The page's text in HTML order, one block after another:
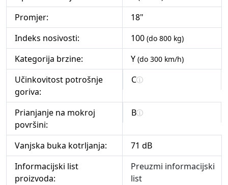
Promjer:
18"
Indeks nosivosti:
100 (do 800 kg)
Kategorija brzine: Y (do 300 km/h)
Učinkovitost potrošnje
goriva:
C
Prianjanje na mokroj
površini:
B
Vanjska buka kotrljanja:
71 dB
Informacijski list
proizvoda:
Preuzmi informacijski
list